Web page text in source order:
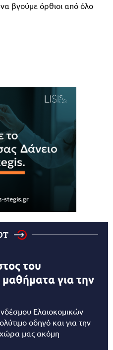
βγούμε όρθιοι από όλο
του
μαθήματα για την
Ελαιοκομικών
οδηγό και για την
μας ακόμη